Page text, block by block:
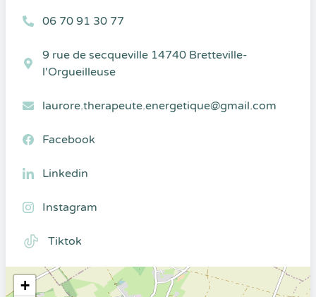
06 70 91 30 77
9 rue de secqueville 14740 Bretteville-
l'Orgueilleuse
laurore.therapeute.energetique@gmail.com
Facebook
Linkedin
Instagram
Tiktok
+